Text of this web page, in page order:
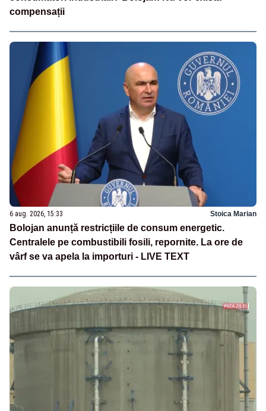
compensații
6 aug. 2026, 15:33 Stoica Marian
Bolojan anunță restricțiile de consum energetic.
Centralele pe combustibili fosili, repornite. La ore de
vârf se va apela la importuri - LIVE TEXT